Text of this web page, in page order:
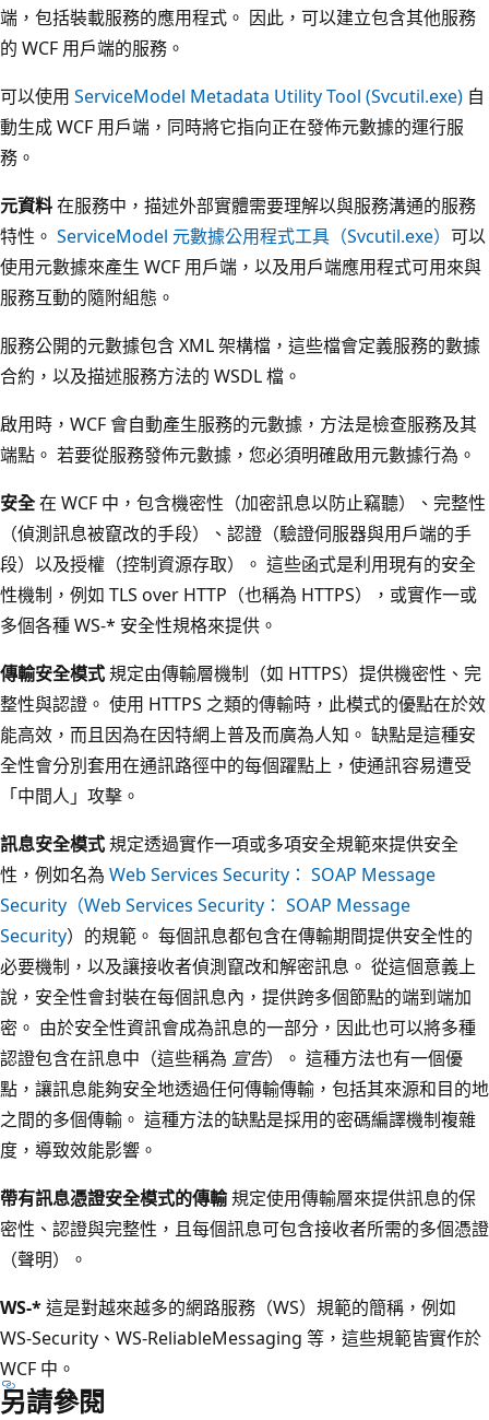
端，包括裝載服務的應用程式。 因此，可以建立包含其他服務
的 WCF 用戶端的服務。
可以使用 ServiceModel Metadata Utility Tool (Svcutil.exe) 自
動生成 WCF 用戶端，同時將它指向正在發佈元數據的運行服
務。
元資料在服務中，描述外部實體需要理解以與服務溝通的服務
特性。 ServiceModel 元數據公用程式工具（Svcutil.exe） 可以
使用元數據來產生 WCF 用戶端，以及用戶端應用程式可用來與
服務互動的隨附組態。
服務公開的元數據包含 XML 架構檔，這些檔會定義服務的數據
合約，以及描述服務方法的 WSDL 檔。
啟用時，WCF 會自動產生服務的元數據，方法是檢查服務及其
端點。 若要從服務發佈元數據，您必須明確啟用元數據行為。
安全在 WCF 中，包含機密性（加密訊息以防止竊聽）、完整性
（偵測訊息被竄改的手段）、認證（驗證伺服器與用戶端的手
段）以及授權（控制資源存取）。 這些函式是利用現有的安全
性機制，例如 TLS over HTTP（也稱為 HTTPS），或實作一或
多個各種 WS-* 安全性規格來提供。
傳輸安全模式規定由傳輸層機制（如 HTTPS）提供機密性、完
整性與認證。 使用 HTTPS 之類的傳輸時，此模式的優點在於效
能高效，而且因為在因特網上普及而廣為人知。 缺點是這種安
全性會分別套用在通訊路徑中的每個躍點上，使通訊容易遭受
「中間人」攻擊。
訊息安全模式規定透過實作一項或多項安全規範來提供安全
性，例如名為 Web Services Security： SOAP Message
Security（Web Services Security： SOAP Message
Security）的規範。 每個訊息都包含在傳輸期間提供安全性的
必要機制，以及讓接收者偵測竄改和解密訊息。 從這個意義上
說，安全性會封裝在每個訊息內，提供跨多個節點的端到端加
密。 由於安全性資訊會成為訊息的一部分，因此也可以將多種
認證包含在訊息中（這些稱為 宣告）。 這種方法也有一個優
點，讓訊息能夠安全地透過任何傳輸傳輸，包括其來源和目的地
之間的多個傳輸。 這種方法的缺點是採用的密碼編譯機制複雜
度，導致效能影響。
帶有訊息憑證安全模式的傳輸規定使用傳輸層來提供訊息的保
密性、認證與完整性，且每個訊息可包含接收者所需的多個憑證
（聲明）。
WS-*這是對越來越多的網路服務（WS）規範的簡稱，例如
WS-Security、WS-ReliableMessaging 等，這些規範皆實作於
WCF 中。
另請參閱